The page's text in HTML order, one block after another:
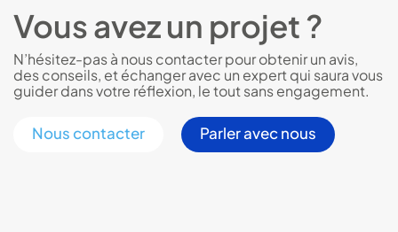
Vous avez un projet ?
N’hésitez-pas à nous contacter pour obtenir un avis,
des conseils, et échanger avec un expert qui saura vous
guider dans votre réflexion, le tout sans engagement.
Nous contacter Parler avec nous